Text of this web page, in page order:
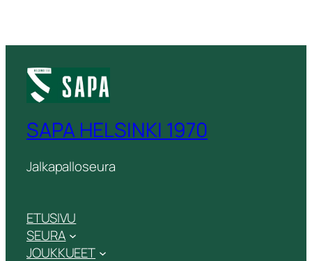
SAPA HELSINKI 1970
Jalkapalloseura
ETUSIVU
SEURA
JOUKKUEET